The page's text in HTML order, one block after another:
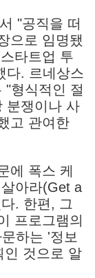
"공직을 떠
으로 임명됐
타트업 투
다. 르네상스
"형식적인 절
분쟁이나 사
고 관여한
에 폭스 케
아라(Get a
. 한편, 그
프로그램의
하는 '정보
인 것으로 알